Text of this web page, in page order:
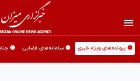
🟡 پرونده‌های ویژه خبری 🟡 سامانه‌های قضایی 🟡